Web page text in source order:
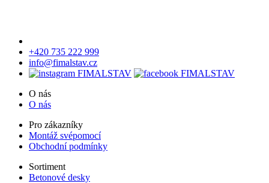
+420 735 222 999
info@fimalstav.cz
O nás
O nás
Pro zákazníky
Montáž svépomocí
Obchodní podmínky
Sortiment
Betonové desky